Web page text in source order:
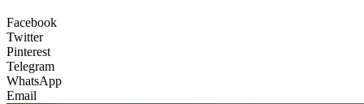
Facebook
Twitter
Pinterest
Telegram
WhatsApp
Email